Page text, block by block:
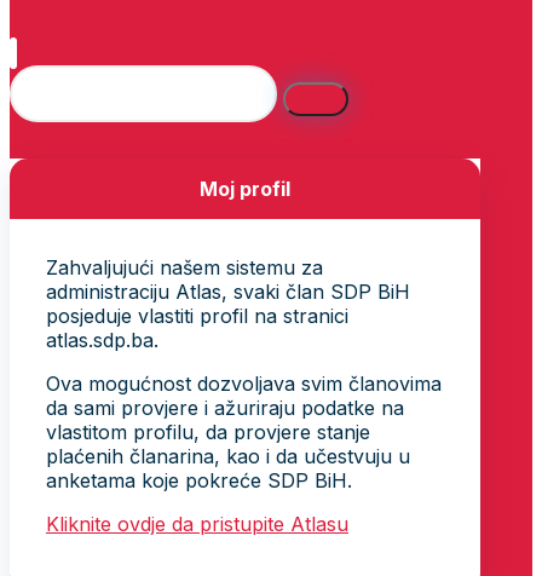
Moj profil
Zahvaljujući našem sistemu za
administraciju Atlas, svaki član SDP BiH
posjeduje vlastiti profil na stranici
atlas.sdp.ba.
Ova mogućnost dozvoljava svim članovima
da sami provjere i ažuriraju podatke na
vlastitom profilu, da provjere stanje
plaćenih članarina, kao i da učestvuju u
anketama koje pokreće SDP BiH.
Kliknite ovdje da pristupite Atlasu